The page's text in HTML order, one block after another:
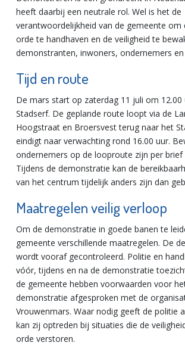
heeft daarbij een neutrale rol. Wel is het de
verantwoordelijkheid van de gemeente om
orde te handhaven en de veiligheid te
demonstranten, inwoners, ondernemers en
Tijd en route
De mars start op zaterdag 11 juli om
Stadserf. De geplande route loopt via de
Hoogstraat en Broersvest terug naar het
eindigt naar verwachting rond 16.00 uur.
ondernemers op de looproute zijn per
Tijdens de demonstratie kan de
van het centrum tijdelijk anders zijn dan
Maatregelen veilig verloop
Om de demonstratie in goede banen te
gemeente verschillende maatregelen. De
wordt vooraf gecontroleerd. Politie en
vóór, tijdens en na de demonstratie
de gemeente hebben voorwaarden voor
demonstratie afgesproken met de
Vrouwenmars. Waar nodig geeft de politie
kan zij optreden bij situaties die de
orde verstoren.